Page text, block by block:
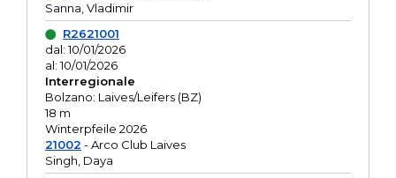
Sanna, Vladimir
R2621001
dal: 10/01/2026
al: 10/01/2026
Interregionale
Bolzano: Laives/Leifers (BZ)
18 m
Winterpfeile 2026
21002 - Arco Club Laives
Singh, Daya